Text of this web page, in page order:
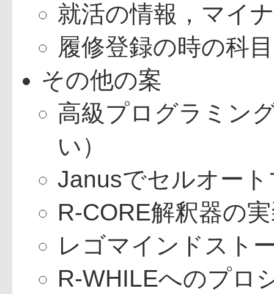
就活の情報，マイ
履修登録の時の科
その他の案
高級プログラミン
い）
Janusでセルオー
R-CORE解釈器の
レゴマインドスト
R-WHILEへのプロ